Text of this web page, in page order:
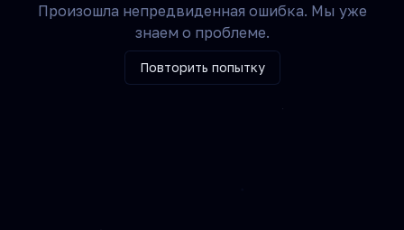
Произошла непредвиденная ошибка. Мы уже
знаем о проблеме.
Повторить попытку